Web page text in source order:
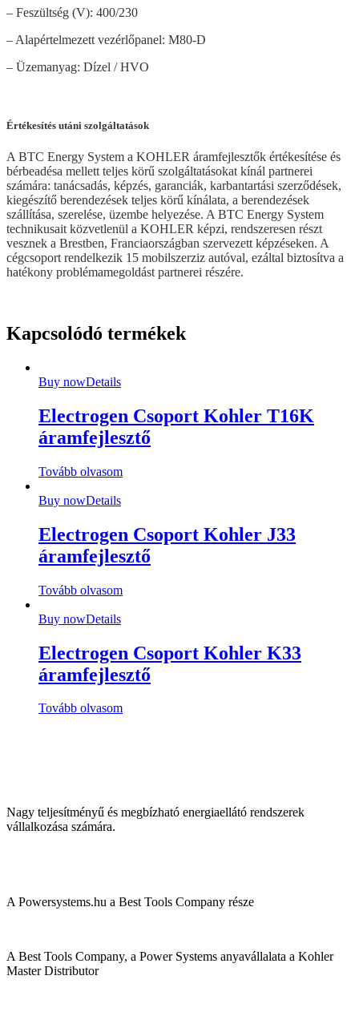
– Feszültség (V): 400/230
– Alapértelmezett vezérlőpanel: M80-D
– Üzemanyag: Dízel / HVO
Értékesítés utáni szolgáltatások
A BTC Energy System a KOHLER áramfejlesztők értékesítése és
bérbeadésa mellett teljes körű szolgáltatásokat kínál partnerei
számára: tanácsadás, képzés, garanciák, karbantartási szerződések,
kiegészítő berendezések teljes körű kínálata, a berendezések
szállítása, szerelése, üzembe helyezése. A BTC Energy System
technikusait közvetlenül a KOHLER képzi, rendszeresen részt
vesznek a Brestben, Franciaországban szervezett képzéseken. A
cégcsoport rendelkezik 15 mobilszerziz autóval, ezáltal biztosítva a
hatékony problémamegoldást partnerei részére.
Kapcsolódó termékek
Buy nowDetails
Electrogen Csoport Kohler T16K
áramfejlesztő
Tovább olvasom
Buy nowDetails
Electrogen Csoport Kohler J33
áramfejlesztő
Tovább olvasom
Buy nowDetails
Electrogen Csoport Kohler K33
áramfejlesztő
Tovább olvasom
Nagy teljesítményű és megbízható energiaellátó rendszerek
vállalkozása számára.
A Powersystems.hu a Best Tools Company része
A Best Tools Company, a Power Systems anyavállalata a Kohler
Master Distributor